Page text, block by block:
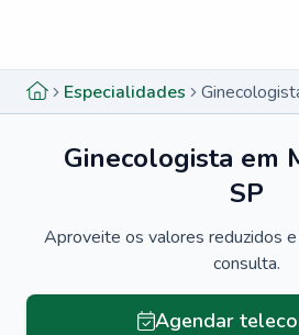
Especialidades
Ginecologista em
SP
Aproveite os valores reduzidos
consulta.
Agendar